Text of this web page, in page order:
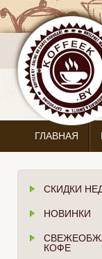
ГЛАВНАЯ
СКИДКИ
НОВИНКИ
КОФЕ